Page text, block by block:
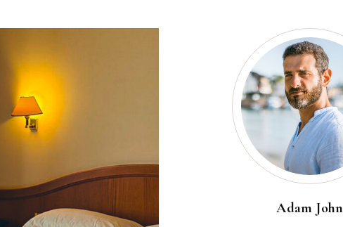
Adam John
What do you get as a member?
Lorem ipsum dolor sit amet, in nam denique suavitate repudiandae, homero
dictas omnesque duo et. Novum dignissim consectetuer ei mel. Ne patrioque
EXCLUSIVE OFFER FOR MEMBERS
IN-DEPTH EXAMINATION OF TIME INFORMATION